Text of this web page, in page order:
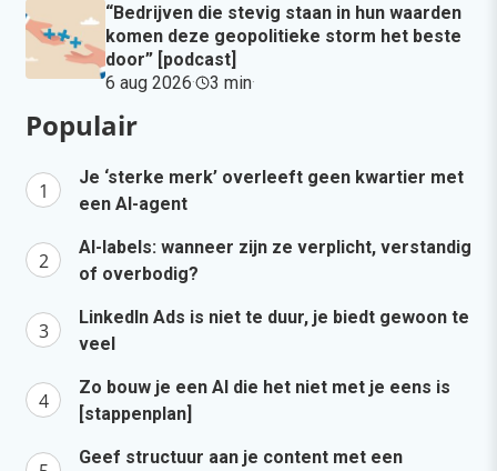
“Bedrijven die stevig staan in hun waarden
komen deze geopolitieke storm het beste
door” [podcast]
6 aug 2026· 3 min·
Populair
Je ‘sterke merk’ overleeft geen kwartier met
een AI-agent
AI-labels: wanneer zijn ze verplicht, verstandig
of overbodig?
LinkedIn Ads is niet te duur, je biedt gewoon te
veel
Zo bouw je een AI die het niet met je eens is
[stappenplan]
Geef structuur aan je content met een